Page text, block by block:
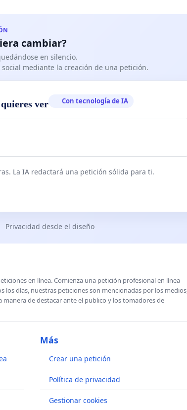
cambiar?
en silencio.
mediante la creación de una petición.
ver Con tecnología de IA
La IA redactará una petición sólida para ti.
Privacidad desde el diseño
en línea. Comienza una petición profesional en línea
los días, nuestras peticiones son mencionadas por los medios,
de destacar ante el publico y los tomadores de
Más
Crear una petición
Política de privacidad
Gestionar cookies